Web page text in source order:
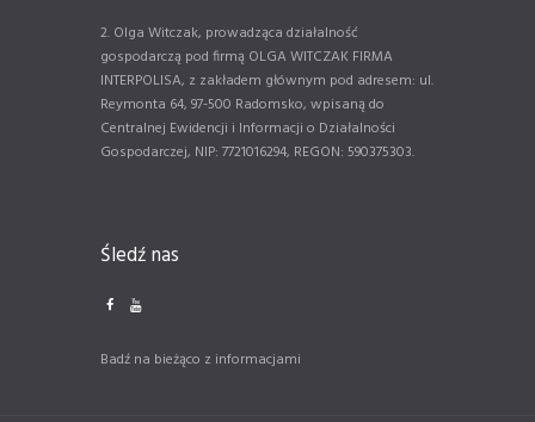
2. Olga Witczak, prowadząca działalność
gospodarczą pod firmą OLGA WITCZAK FIRMA
INTERPOLISA, z zakładem głównym pod adresem: ul.
Reymonta 64, 97-500 Radomsko, wpisaną do
Centralnej Ewidencji i Informacji o Działalności
Gospodarczej, NIP: 7721016294, REGON: 590375303.
Śledź nas
Badź na bieżąco z informacjami